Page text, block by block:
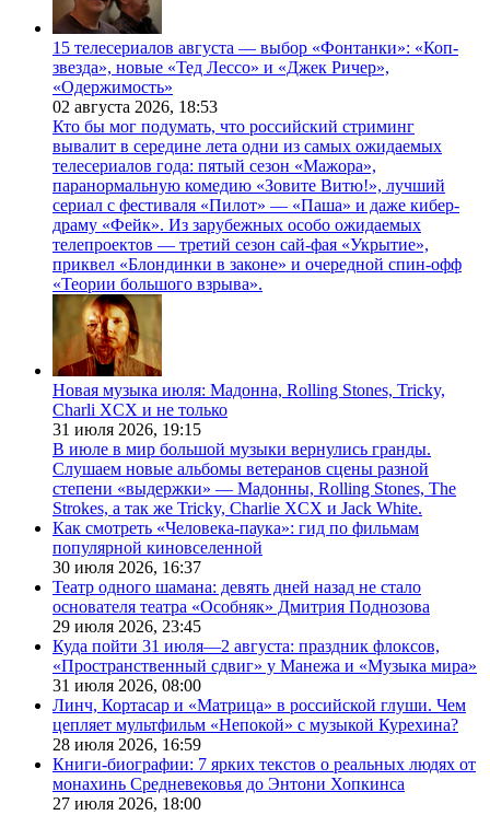
15 телесериалов августа — выбор «Фонтанки»: «Коп-
звезда», новые «Тед Лессо» и «Джек Ричер»,
«Одержимость»
02 августа 2026, 18:53
Кто бы мог подумать, что российский стриминг
вывалит в середине лета одни из самых ожидаемых
телесериалов года: пятый сезон «Мажора»,
паранормальную комедию «Зовите Витю!», лучший
сериал с фестиваля «Пилот» — «Паша» и даже кибер-
драму «Фейк». Из зарубежных особо ожидаемых
телепроектов — третий сезон сай-фая «Укрытие»,
приквел «Блондинки в законе» и очередной спин-офф
«Теории большого взрыва».
Новая музыка июля: Мадонна, Rolling Stones, Tricky,
Charli XCX и не только
31 июля 2026, 19:15
В июле в мир большой музыки вернулись гранды.
Слушаем новые альбомы ветеранов сцены разной
степени «выдержки» — Мадонны, Rolling Stones, The
Strokes, а так же Tricky, Charlie XCX и Jack White.
Как смотреть «Человека-паука»: гид по фильмам
популярной киновселенной
30 июля 2026, 16:37
Театр одного шамана: девять дней назад не стало
основателя театра «Особняк» Дмитрия Поднозова
29 июля 2026, 23:45
Куда пойти 31 июля—2 августа: праздник флоксов,
«Пространственный сдвиг» у Манежа и «Музыка мира»
31 июля 2026, 08:00
Линч, Кортасар и «Матрица» в российской глуши. Чем
цепляет мультфильм «Непокой» с музыкой Курехина?
28 июля 2026, 16:59
Книги-биографии: 7 ярких текстов о реальных людях от
монахинь Средневековья до Энтони Хопкинса
27 июля 2026, 18:00